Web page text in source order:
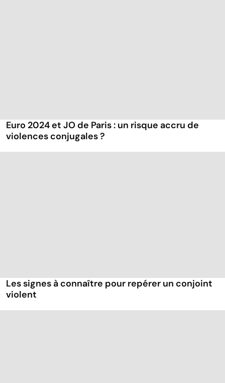
Euro 2024 et JO de Paris : un risque accru de
violences conjugales ?
Les signes à connaître pour repérer un conjoint
violent